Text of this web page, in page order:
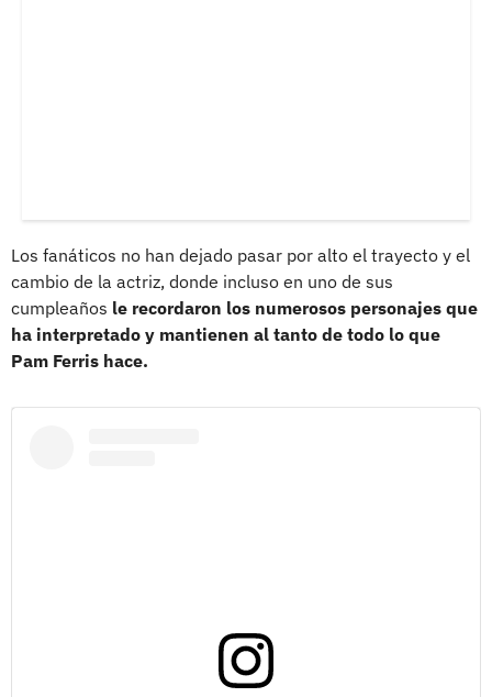
Los fanáticos no han dejado pasar por alto el trayecto y el
cambio de la actriz, donde incluso en uno de sus
cumpleaños le recordaron los numerosos personajes que
ha interpretado y mantienen al tanto de todo lo que
Pam Ferris hace.